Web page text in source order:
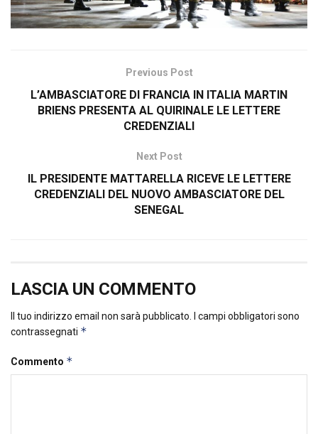
Previous Post
L’AMBASCIATORE DI FRANCIA IN ITALIA MARTIN
BRIENS PRESENTA AL QUIRINALE LE LETTERE
CREDENZIALI
Next Post
IL PRESIDENTE MATTARELLA RICEVE LE LETTERE
CREDENZIALI DEL NUOVO AMBASCIATORE DEL
SENEGAL
LASCIA UN COMMENTO
Il tuo indirizzo email non sarà pubblicato.
I campi obbligatori sono
contrassegnati *
Commento *